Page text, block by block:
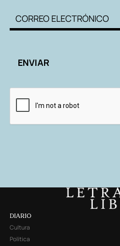
DIARIO
Cultura
Política